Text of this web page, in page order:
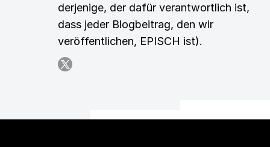
derjenige, der dafür verantwortlich ist,
dass jeder Blogbeitrag, den wir
veröffentlichen, EPISCH ist).